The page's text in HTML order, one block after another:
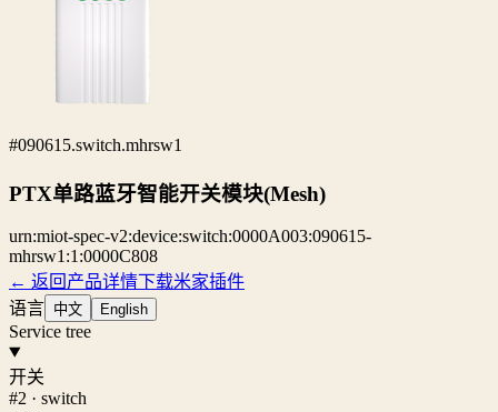
#090615.switch.mhrsw1
PTX单路蓝牙智能开关模块(Mesh)
urn:miot-spec-v2:device:switch:0000A003:090615-
mhrsw1:1:0000C808
← 返回产品详情下载米家插件
语言 中文 English
Service tree
开关
#2 · switch